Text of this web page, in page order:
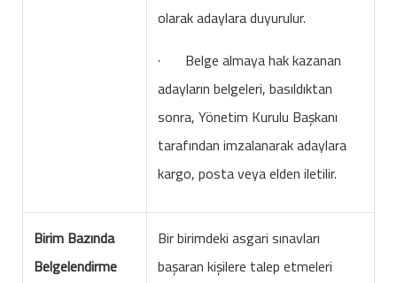
olarak adaylara duyurulur.
· Belge almaya hak kazanan
adayların belgeleri, basıldıktan
sonra, Yönetim Kurulu Başkanı
tarafından imzalanarak adaylara
kargo, posta veya elden iletilir.
Birim Bazında
Belgelendirme
Bir birimdeki asgari sınavları
başaran kişilere talep etmeleri